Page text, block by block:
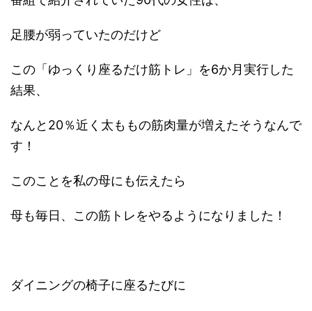
足腰が弱っていたのだけど
この「ゆっくり座るだけ筋トレ」を6か月実行した
結果、
なんと20％近く太ももの筋肉量が増えたそうなんで
す！
このことを私の母にも伝えたら
母も毎日、この筋トレをやるようになりました！
ダイニングの椅子に座るたびに